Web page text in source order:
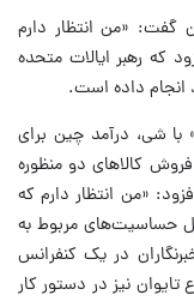
گفت: «من انتظار دارم
که رهبر ایالات متحده
انجام داده است.
شی، درآمد چین برای
کالاهای دو منظوره
«من انتظار دارم که
حساسیت‌های مربوط به
در یک کنفرانس
نیز در دستور کار